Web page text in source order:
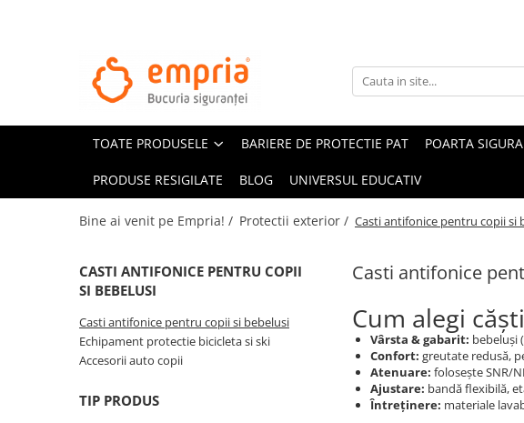
TOATE PRODUSELE
Oferte Protectii Laterale Pat
Bariere protectie pentru pat
Aparatori laterale patut bebe
Sigurante pentru sertare si usi
Kituri de siguranta pentru copii si
Protectii casa
TOATE PRODUSELE BARIERE DE PROTECTIE PAT POARTA
PRODUSE RESIGILATE BLOG UNIVERSUL EDUCATIV
Bine ai venit pe Empria! / Protectii exterior / Casti antifonice pentru copii si
Casti antifonice
Cum alegi
Vârsta & gabarit: bebeluși
Confort: greutate redusă,
Atenuare: folosește SNR/
Ajustare: bandă flexibilă,
Întreținere: materiale
CASTI ANTIFONICE PENTRU COPII
SI BEBELUSI
Casti antifonice pentru copii si bebelusi
Echipament protectie bicicleta si ski
Accesorii auto copii
TIP PRODUS